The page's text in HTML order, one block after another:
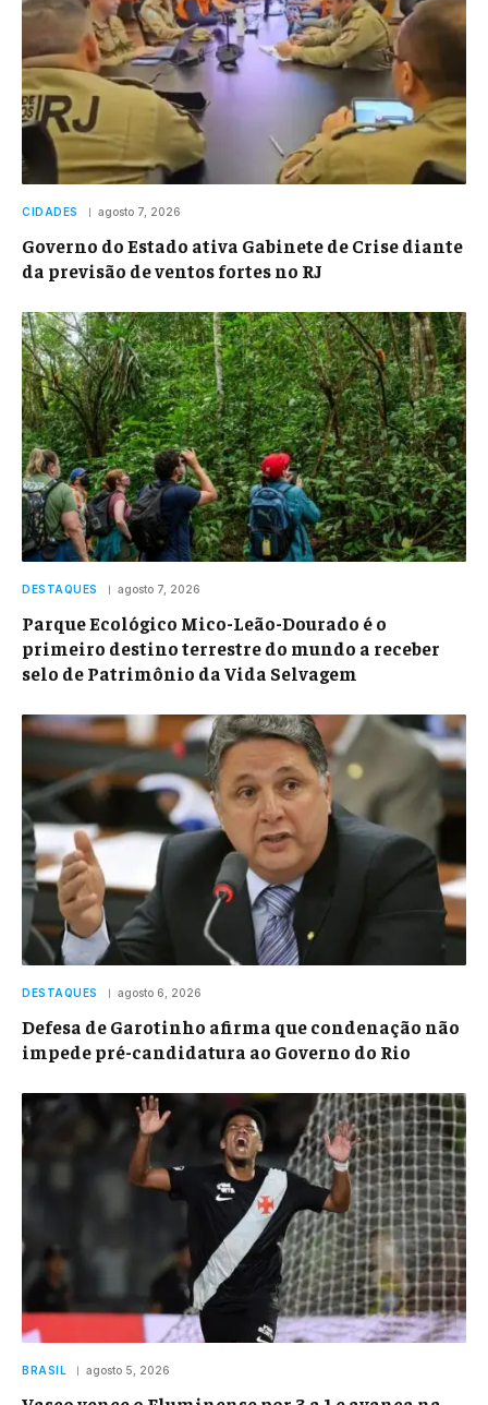
CIDADES agosto 7, 2026
Governo do Estado ativa Gabinete de Crise diante
da previsão de ventos fortes no RJ
DESTAQUES agosto 7, 2026
Parque Ecológico Mico-Leão-Dourado é o
primeiro destino terrestre do mundo a receber
selo de Patrimônio da Vida Selvagem
DESTAQUES agosto 6, 2026
Defesa de Garotinho afirma que condenação não
impede pré-candidatura ao Governo do Rio
BRASIL agosto 5, 2026